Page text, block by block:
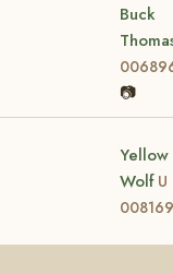
Buck
📷
Yellow
Wolf U